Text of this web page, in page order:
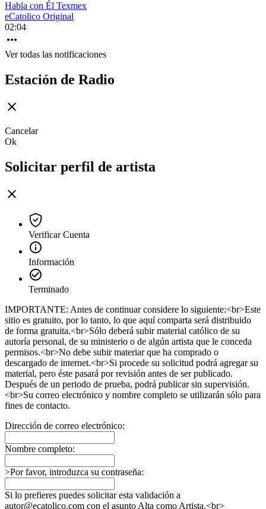
Habla con Él Texmex
eCatolico Original
02:04
Ver todas las notificaciones
Estación de Radio
Cancelar
Ok
Solicitar perfil de artista
Verificar Cuenta
Información
Terminado
IMPORTANTE: Antes de continuar considere lo siguiente:<br>Este
sitio es gratuito, por lo tanto, lo que aquí comparta será distribuido
de forma gratuita.<br>Sólo deberá subir material católico de su
autoría personal, de su ministerio o de algún artista que le conceda
permisos.<br>No debe subir materiar que ha comprado o
descargado de internet.<br>Si procede su solicitud podrá agregar su
material, pero éste pasará por revisión antes de ser publicado.
Después de un periodo de prueba, podrá publicar sin supervisión.
<br>Su correo electrónico y nombre completo se utilizarán sólo para
fines de contacto.
Dirección de correo electrónico:
Nombre completo:
>Por favor, introduzca su contraseña:
Si lo prefieres puedes solicitar esta validación a
autor@ecatolico.com con el asunto Alta como Artista.<br>